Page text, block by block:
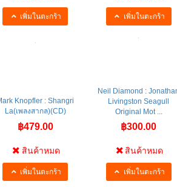
สินค้าหมด
เพิ่มในตะกร้า
สินค้าหมด
เพิ่มในตะกร้า
Mark Knopfler : Shangri
La(เพลงสากล)(CD)
สินค้าหมด
เพิ่มในตะกร้า
Neil Diamond : Jonathan
Livingston Seagull
Original Mot ...
สินค้าหมด
เพิ่มในตะกร้า